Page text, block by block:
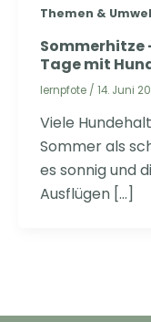
Themen &
Sommerhitze
Tage mit
lernpfote / 14. Juni
Viele
Sommer als
es sonnig und
Ausflügen […]